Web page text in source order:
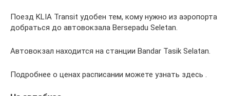
Поезд KLIA Transit удобен тем, кому нужно из аэропорта
добраться до автовокзала Bersepadu Seletan.
Автовокзал находится на станции Bandar Tasik Selatan.
Подробнее о ценах расписании можете узнать здесь .